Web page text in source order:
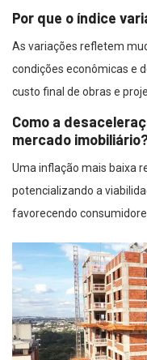
Por que o índice
As variações refletem
condições econômicas e
custo final de obras e
Como a
mercado
Uma inflação mais baixa
potencializando a
favorecendo